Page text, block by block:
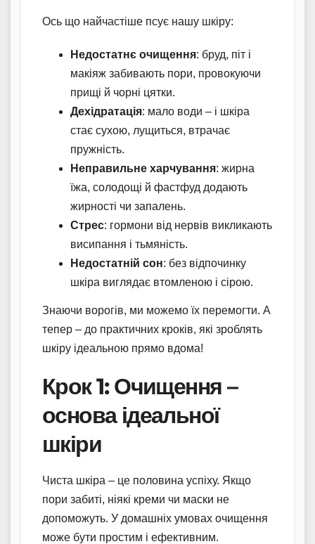
Ось що найчастіше псує нашу шкіру:
Недостатнє очищення: бруд, піт і
макіяж забивають пори, провокуючи
прищі й чорні цятки.
Дехідратація: мало води – і шкіра
стає сухою, лущиться, втрачає
пружність.
Неправильне харчування: жирна
їжа, солодощі й фастфуд додають
жирності чи запалень.
Стрес: гормони від нервів викликають
висипання і тьмяність.
Недостатній сон: без відпочинку
шкіра виглядає втомленою і сірою.
Знаючи ворогів, ми можемо їх перемогти. А
тепер – до практичних кроків, які зроблять
шкіру ідеальною прямо вдома!
Крок 1: Очищення –
основа ідеальної
шкіри
Чиста шкіра – це половина успіху. Якщо
пори забиті, ніякі креми чи маски не
допоможуть. У домашніх умовах очищення
може бути простим і ефективним.